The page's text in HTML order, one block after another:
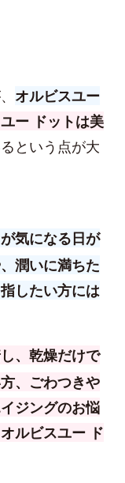
オルビスユー
ー ドットは美
という点が大
が気になる日が
潤いに満ちた
したい方には
、乾燥だけで
、 ごわつきや
ジングのお悩
オルビスユー ド